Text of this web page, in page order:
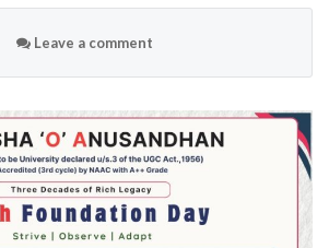
Leave a comment